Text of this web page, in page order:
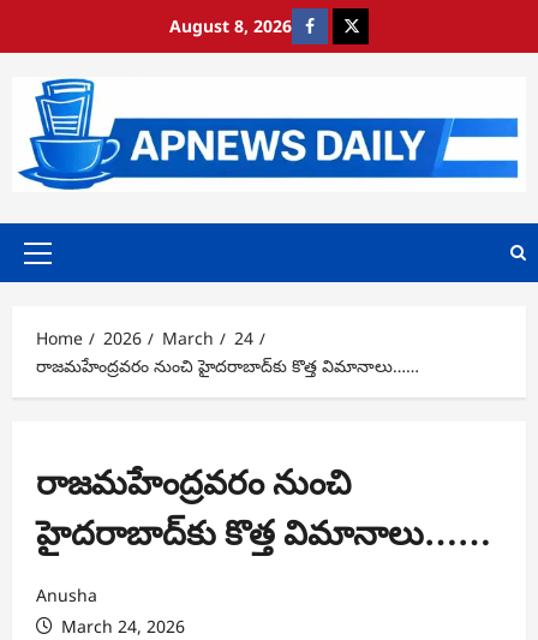
August 8, 2026 https://www.facebook.com/
https://x.com/
Primary
Home 2026 March
24
రాజమహేంద్రవరం నుంచి హైదరాబాద్‌కు కొత్త విమానాలు……
రాజమహేంద్రవరం నుంచి
హైదరాబాద్‌కు కొత్త విమానాలు……
Anusha
March 24, 2026